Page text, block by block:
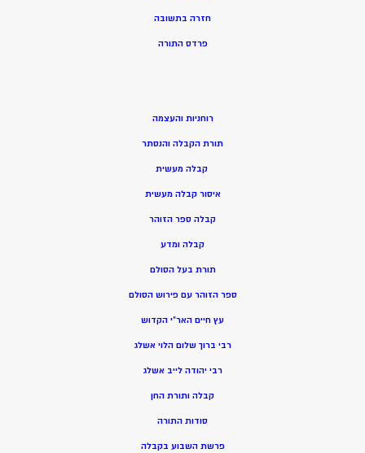
חזרה בתשובה
פרדס התורה
רוחניות והעצמה
תורת הקבלה והנסתר
קבלה מעשית
איסור קבלה מעשית
קבלה ספר הזוהר
קבלה ומדע
תורת בעל הסולם
ספר הזוהר עם פירוש הסולם
עץ חיים האר”י הקדוש
רבי ברוך שלום הלוי אשלג
רבי יהודה לייב אשלג
קבלה ותורת החן
סודות התורה
פרשת השבוע בקבלה